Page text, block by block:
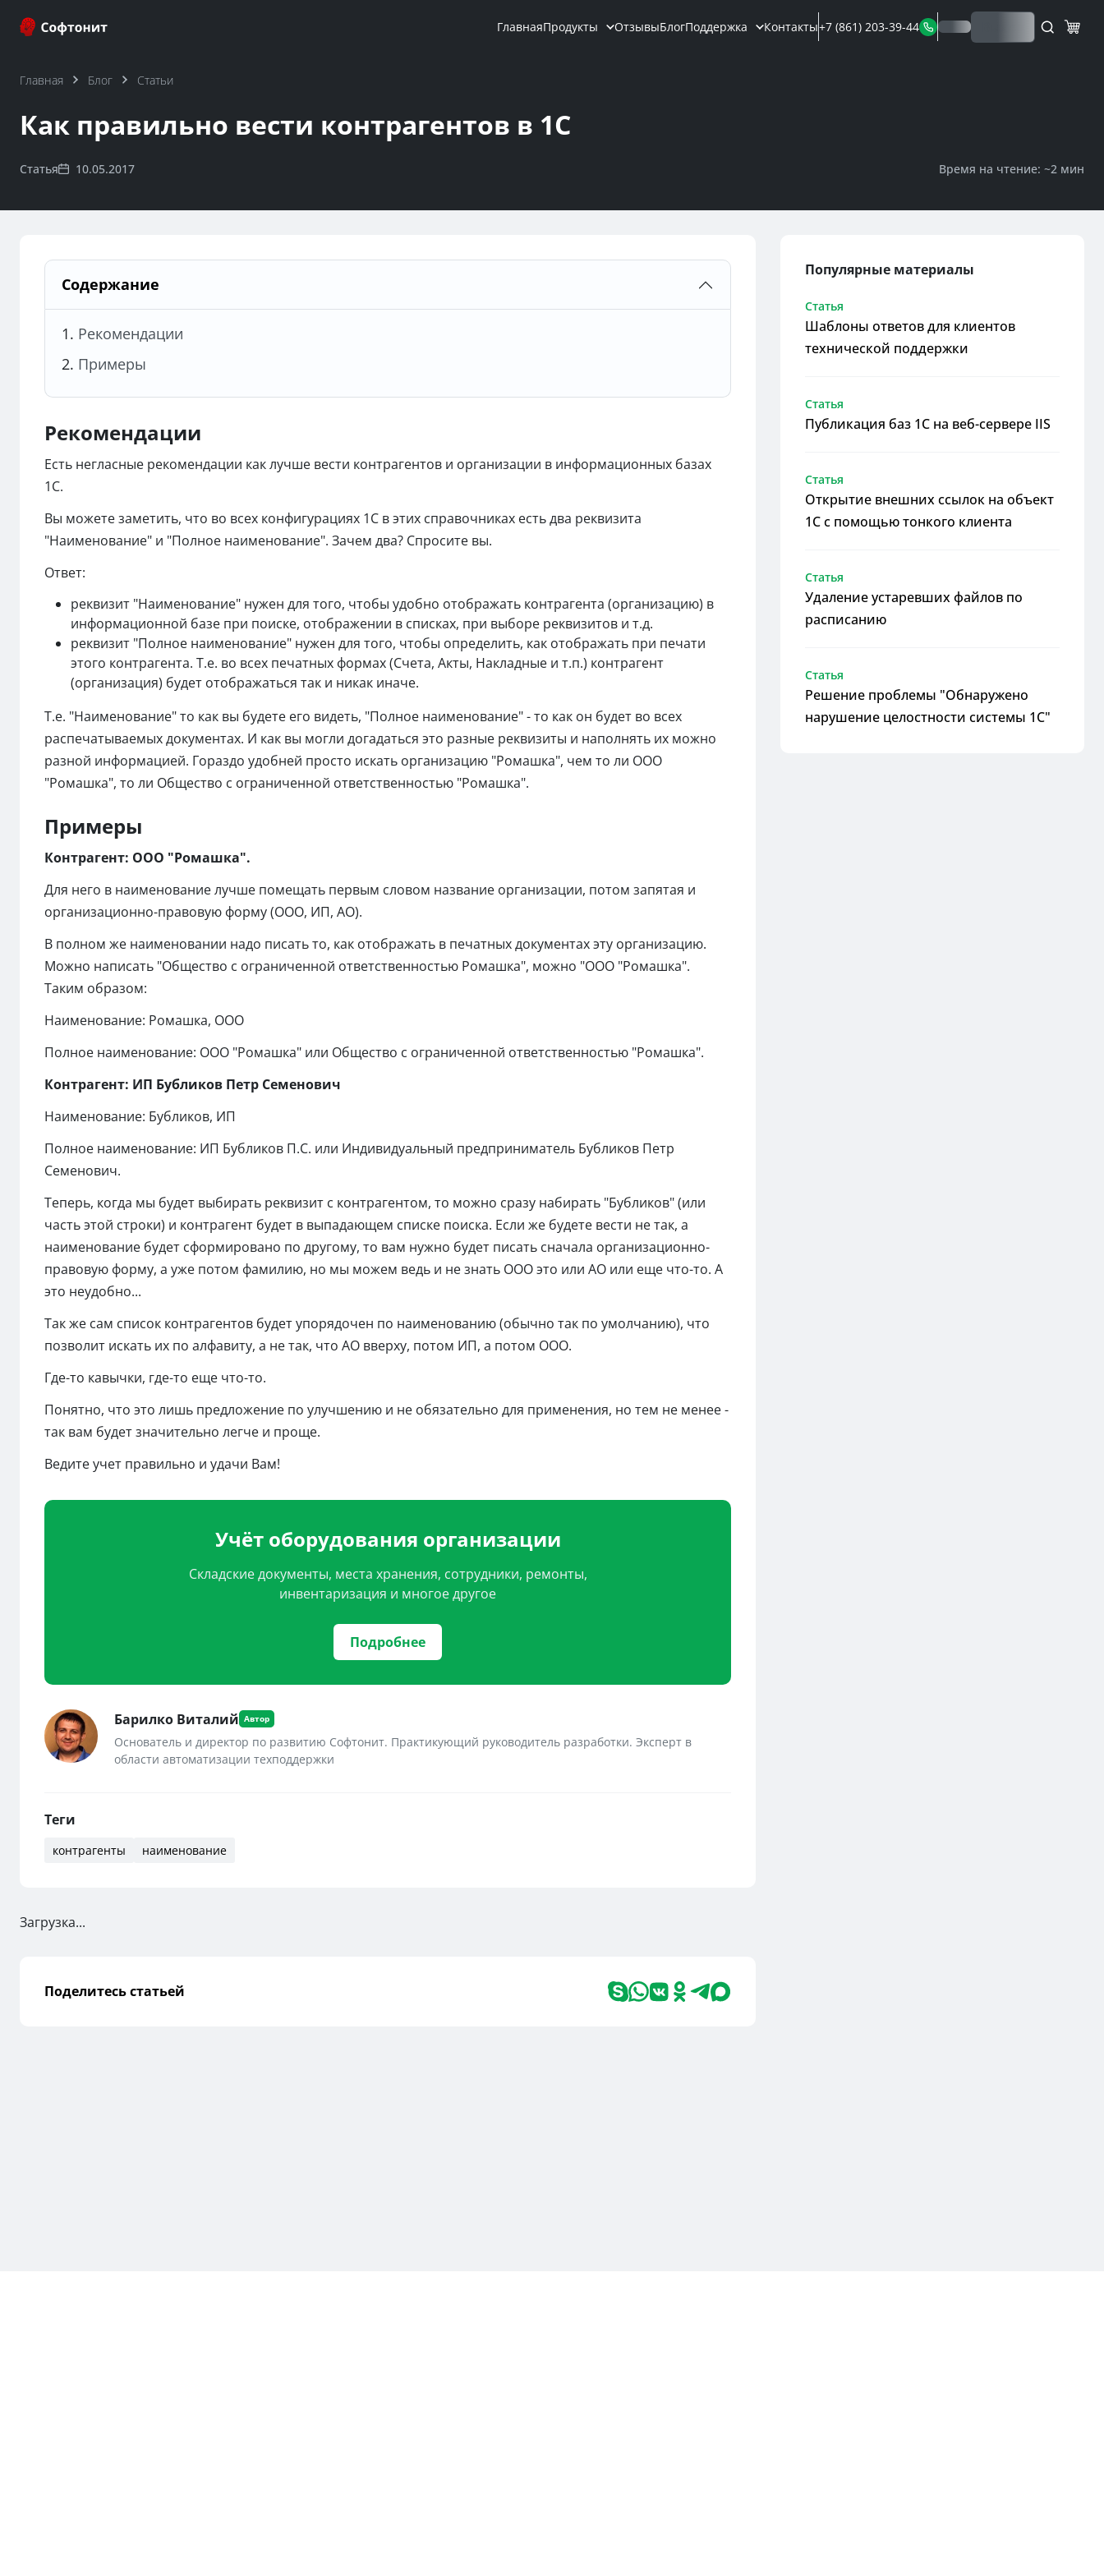
ГлавнаяПродукты ОтзывыБлогПоддержка Контакты+7 (861) 203-39-44
Главная Блог Статьи
Как правильно вести контрагентов в 1С
Статья 10.05.2017 Время на чтение: ~2 мин
Содержание
Рекомендации
Примеры
Рекомендации
Есть негласные рекомендации как лучше вести контрагентов и организации в информационных базах
1С.
Вы можете заметить, что во всех конфигурациях 1С в этих справочниках есть два реквизита
"Наименование" и "Полное наименование". Зачем два? Спросите вы.
Ответ:
реквизит "Наименование" нужен для того, чтобы удобно отображать контрагента (организацию) в
информационной базе при поиске, отображении в списках, при выборе реквизитов и т.д.
реквизит "Полное наименование" нужен для того, чтобы определить, как отображать при печати
этого контрагента. Т.е. во всех печатных формах (Счета, Акты, Накладные и т.п.) контрагент
(организация) будет отображаться так и никак иначе.
Т.е. "Наименование" то как вы будете его видеть, "Полное наименование" - то как он будет во всех
распечатываемых документах. И как вы могли догадаться это разные реквизиты и наполнять их можно
разной информацией. Гораздо удобней просто искать организацию "Ромашка", чем то ли ООО
"Ромашка", то ли Общество с ограниченной ответственностью "Ромашка".
Примеры
Контрагент: ООО "Ромашка".
Для него в наименование лучше помещать первым словом название организации, потом запятая и
организационно-правовую форму (ООО, ИП, АО).
В полном же наименовании надо писать то, как отображать в печатных документах эту организацию.
Можно написать "Общество с ограниченной ответственностью Ромашка", можно "ООО "Ромашка".
Таким образом:
Наименование: Ромашка, ООО
Полное наименование: ООО "Ромашка" или Общество с ограниченной ответственностью "Ромашка".
Контрагент: ИП Бубликов Петр Семенович
Наименование: Бубликов, ИП
Полное наименование: ИП Бубликов П.С. или Индивидуальный предприниматель Бубликов Петр
Семенович.
Теперь, когда мы будет выбирать реквизит с контрагентом, то можно сразу набирать "Бубликов" (или
часть этой строки) и контрагент будет в выпадающем списке поиска. Если же будете вести не так, а
наименование будет сформировано по другому, то вам нужно будет писать сначала организационно-
правовую форму, а уже потом фамилию, но мы можем ведь и не знать ООО это или АО или еще что-то. А
это неудобно...
Так же сам список контрагентов будет упорядочен по наименованию (обычно так по умолчанию), что
позволит искать их по алфавиту, а не так, что АО вверху, потом ИП, а потом ООО.
Где-то кавычки, где-то еще что-то.
Понятно, что это лишь предложение по улучшению и не обязательно для применения, но тем не менее -
так вам будет значительно легче и проще.
Ведите учет правильно и удачи Вам!
Учёт оборудования организации
Складские документы, места хранения, сотрудники, ремонты,
инвентаризация и многое другое
Подробнее
Барилко Виталий
Основатель и директор по развитию Софтонит. Практикующий руководитель разработки. Эксперт в
области автоматизации техподдержки
Теги
контрагенты наименование
Загрузка...
Поделитесь статьей
Популярные материалы
Статья
Шаблоны ответов для клиентов
технической поддержки
Статья
Публикация баз 1С на веб-сервере IIS
Статья
Открытие внешних ссылок на объект
1С с помощью тонкого клиента
Статья
Удаление устаревших файлов по
расписанию
Статья
Решение проблемы "Обнаружено
нарушение целостности системы 1С"